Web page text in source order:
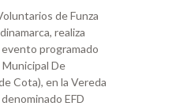
de Funza
realiza
programado
De
Cota), en la Vereda
EFD